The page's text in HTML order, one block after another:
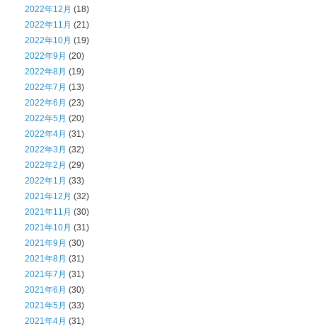
2022年12月 (18)
2022年11月 (21)
2022年10月 (19)
2022年9月 (20)
2022年8月 (19)
2022年7月 (13)
2022年6月 (23)
2022年5月 (20)
2022年4月 (31)
2022年3月 (32)
2022年2月 (29)
2022年1月 (33)
2021年12月 (32)
2021年11月 (30)
2021年10月 (31)
2021年9月 (30)
2021年8月 (31)
2021年7月 (31)
2021年6月 (30)
2021年5月 (33)
2021年4月 (31)